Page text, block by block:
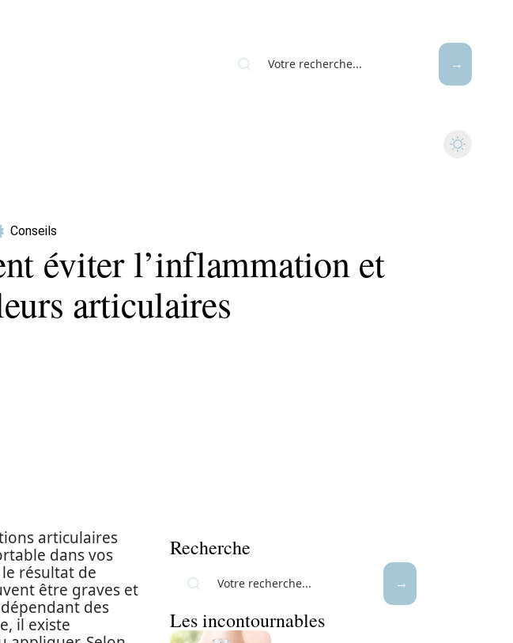
Conseils
éviter l’inflammation et
articulaires
articulaires
dans vos
résultat de
être graves et
des
il existe
Recherche
Les incontournables